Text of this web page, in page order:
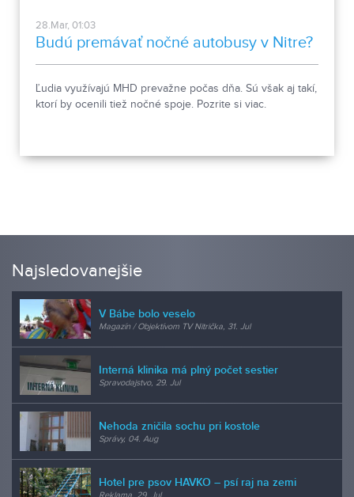
28.Mar, 01:03
Budú premávať nočné autobusy v Nitre?
Ľudia využívajú MHD prevažne počas dňa. Sú však aj takí,
ktorí by ocenili tiež nočné spoje. Pozrite si viac.
Najsledovanejšie
V Bábe bolo veselo
Magazín / Objektívom TV Nitrička, 31. Jul
Interná klinika má plný počet sestier
Spravodajstvo, 29. Jul
Nehoda zničila sochu pri kostole
Správy, 04. Aug
Hotel pre psov HAVKO – psí raj na zemi
Reklama, 29. Jul